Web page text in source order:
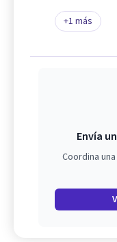
+1 más
Envía
Coordina